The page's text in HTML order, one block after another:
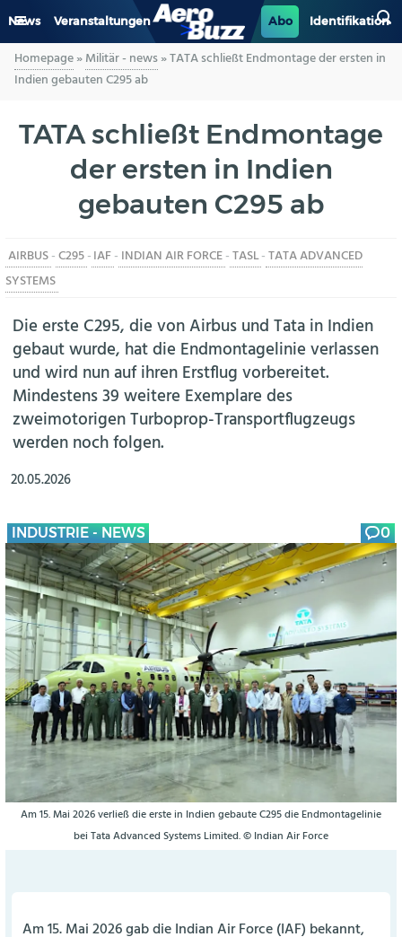
News Veranstaltungen Abo Identifikation
GENERAL AVIATION
LUFTVERKEHR
INDUSTRIE
BERUFE
AERO-KULTUR
Homepage»Militär - news»TATA schließt Endmontage der ersten in
Indien gebauten C295 ab
TATA schließt Endmontage
der ersten in Indien
gebauten C295 ab
AIRBUS-C295-IAF- INDIAN AIR FORCE-TASL-TATA ADVANCED
SYSTEMS
Die erste C295, die von Airbus und Tata in Indien
gebaut wurde, hat die Endmontagelinie verlassen
und wird nun auf ihren Erstflug vorbereitet.
Mindestens 39 weitere Exemplare des
zweimotorigen Turboprop-Transportflugzeugs
werden noch folgen.
20.05.2026
INDUSTRIE - NEWS 0
Am 15. Mai 2026 verließ die erste in Indien gebaute C295 die Endmontagelinie
bei Tata Advanced Systems Limited. © Indian Air Force
Am 15. Mai 2026 gab die Indian Air Force (IAF) bekannt,